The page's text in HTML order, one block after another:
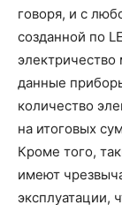
говоря, и с
созданной по
данные
количество
на итоговых
Кроме того,
имеют
эксплуатации,